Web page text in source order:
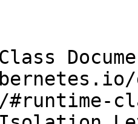
#runtime-